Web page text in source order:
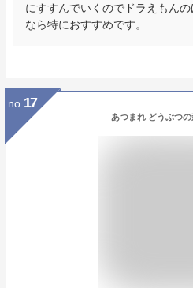
にすすんでいくのでドラえもん
なら特におすすめです。
no. 17
あつまれ どうぶつ